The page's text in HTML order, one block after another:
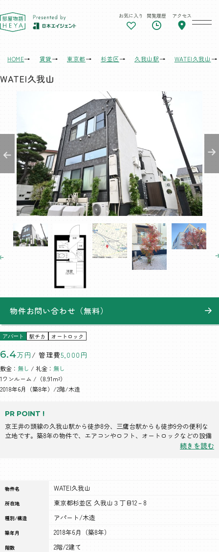
東京 部屋物語 お気に入り 閲覧履歴 アクセス
HOME 賃貸 東京都 杉並区 久我山駅 WATEI久我山
WATEI久我山
PR POINT !
京王井の頭線の久我山駅から徒歩8分、三鷹台駅からも徒歩9分の便利な
立地です。築8年の物件で、エアコンやロフト、オートロックなどの設備
続きを読む
アパート 駅チカ オートロック
6.4万円 / 管理費5,000円
敷金： 無し / 礼金： 無し
1ワンルーム /（8.91m²）
2018年6月（築8年）/2階/木造
物件お問い合わせ（無料）
物件名 WATEI久我山
所在地 東京都杉並区 久我山３丁目12－8
種別/構造 アパート/木造
築年月 2018年6月（築8年）
階数 2階/2建て